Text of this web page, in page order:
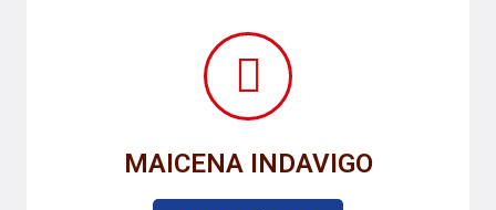
MAICENA INDAVIGO